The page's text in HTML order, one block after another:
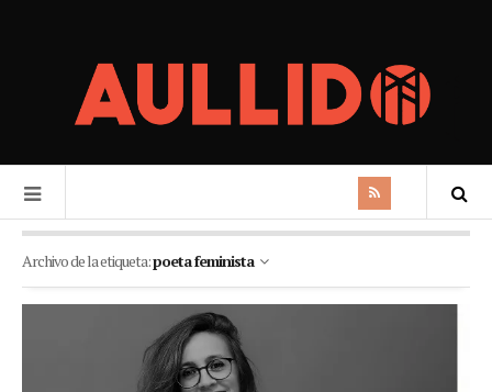
Archivo de la etiqueta:poeta feminista